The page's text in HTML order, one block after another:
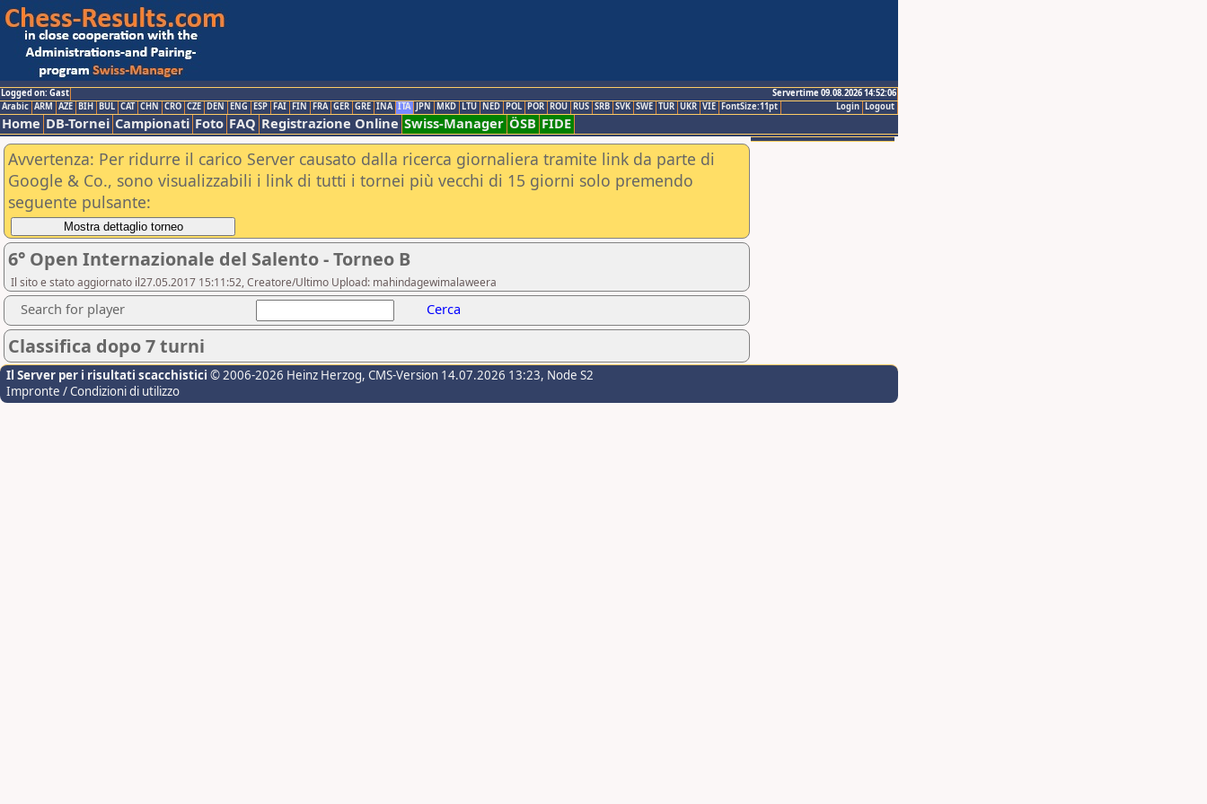
Logged on: Gast
Servertime 09.08.2026 14:52:06
Logout
Login
Arabic ARM AZE BIH BUL CAT CHN CRO CZE DEN ENG ESP FAI FIN FRA GER GRE INA ITA JPN MKD LTU NED POL POR ROU RUS SRB SVK SWE TUR UKR VIE FontSize:11pt
Home DB-Tornei Campionati Foto FAQ Registrazione Online Swiss-Manager ÖSB FIDE
Avvertenza: Per ridurre il carico Server causato dalla ricerca giornaliera tramite link da parte di
Google & Co., sono visualizzabili i link di tutti i tornei più vecchi di 15 giorni solo premendo
seguente pulsante:
6° Open Internazionale del Salento - Torneo B
Il sito e stato aggiornato il27.05.2017 15:11:52, Creatore/Ultimo Upload: mahindagewimalaweera
Search for player Cerca
Classifica dopo 7 turni
Il Server per i risultati scacchistici © 2006-2026 Heinz Herzog, CMS-Version 14.07.2026 13:23, Node S2
Impronte / Condizioni di utilizzo